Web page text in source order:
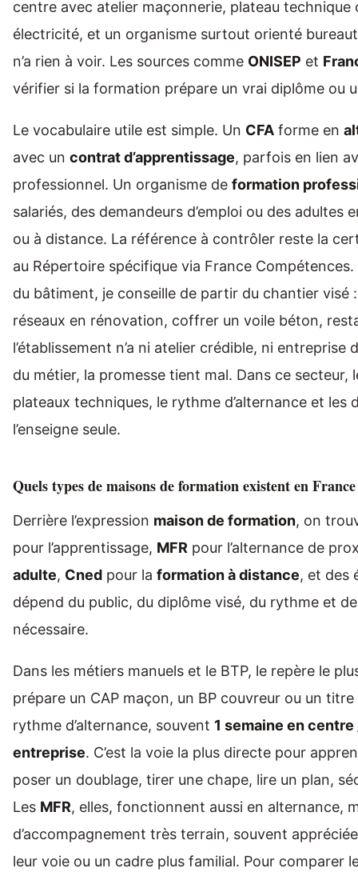
centre avec atelier maçonnerie, plateau technique
électricité, et un organisme surtout orienté
n’a rien à voir. Les sources comme ONISEP et
vérifier si la formation prépare un vrai diplôme ou
Le vocabulaire utile est simple. Un CFA forme en
avec un contrat d’apprentissage, parfois en lien
professionnel. Un organisme de formation
salariés, des demandeurs d’emploi ou des adultes
ou à distance. La référence à contrôler reste la
au Répertoire spécifique via France
du bâtiment, je conseille de partir du chantier visé
réseaux en rénovation, coffrer un voile béton,
l’établissement n’a ni atelier crédible, ni entreprise
du métier, la promesse tient mal. Dans ce secteur,
plateaux techniques, le rythme d’alternance et les
l’enseigne seule.
Quels types de maisons de formation existent en
Derrière l’expression maison de formation, on
pour l’apprentissage, MFR pour l’alternance de
adulte, Cned pour la formation à distance, et des
dépend du public, du diplôme visé, du rythme et
nécessaire.
Dans les métiers manuels et le BTP, le repère le
prépare un CAP maçon, un BP couvreur ou un
rythme d’alternance, souvent 1 semaine en
entreprise. C’est la voie la plus directe pour
poser un doublage, tirer une chape, lire un plan,
Les MFR, elles, fonctionnent aussi en alternance,
d’accompagnement très terrain, souvent
leur voie ou un cadre plus familial. Pour comparer